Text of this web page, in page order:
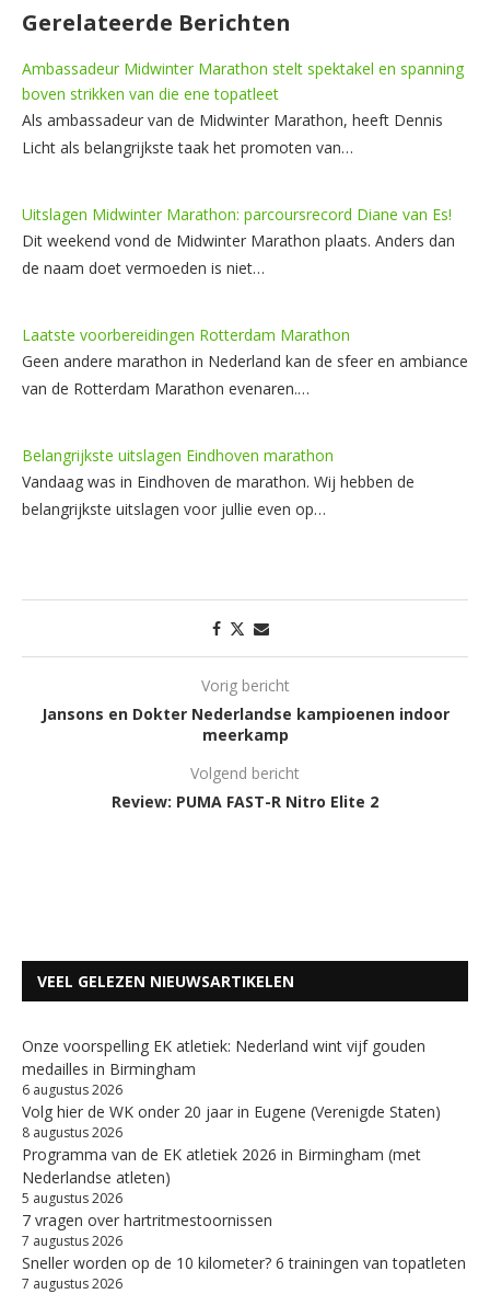
Gerelateerde Berichten
Ambassadeur Midwinter Marathon stelt spektakel en spanning
boven strikken van die ene topatleet
Als ambassadeur van de Midwinter Marathon, heeft Dennis
Licht als belangrijkste taak het promoten van…
Uitslagen Midwinter Marathon: parcoursrecord Diane van Es!
Dit weekend vond de Midwinter Marathon plaats. Anders dan
de naam doet vermoeden is niet…
Laatste voorbereidingen Rotterdam Marathon
Geen andere marathon in Nederland kan de sfeer en ambiance
van de Rotterdam Marathon evenaren.…
Belangrijkste uitslagen Eindhoven marathon
Vandaag was in Eindhoven de marathon. Wij hebben de
belangrijkste uitslagen voor jullie even op…
Vorig bericht
Jansons en Dokter Nederlandse kampioenen indoor
meerkamp
Volgend bericht
Review: PUMA FAST-R Nitro Elite 2
VEEL GELEZEN NIEUWSARTIKELEN
Onze voorspelling EK atletiek: Nederland wint vijf gouden
medailles in Birmingham
6 augustus 2026
Volg hier de WK onder 20 jaar in Eugene (Verenigde Staten)
8 augustus 2026
Programma van de EK atletiek 2026 in Birmingham (met
Nederlandse atleten)
5 augustus 2026
7 vragen over hartritmestoornissen
7 augustus 2026
Sneller worden op de 10 kilometer? 6 trainingen van topatleten
7 augustus 2026